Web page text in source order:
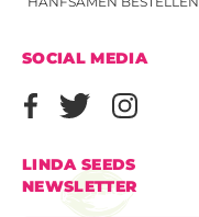
SOCIAL MEDIA
LINDA SEEDS
NEWSLETTER